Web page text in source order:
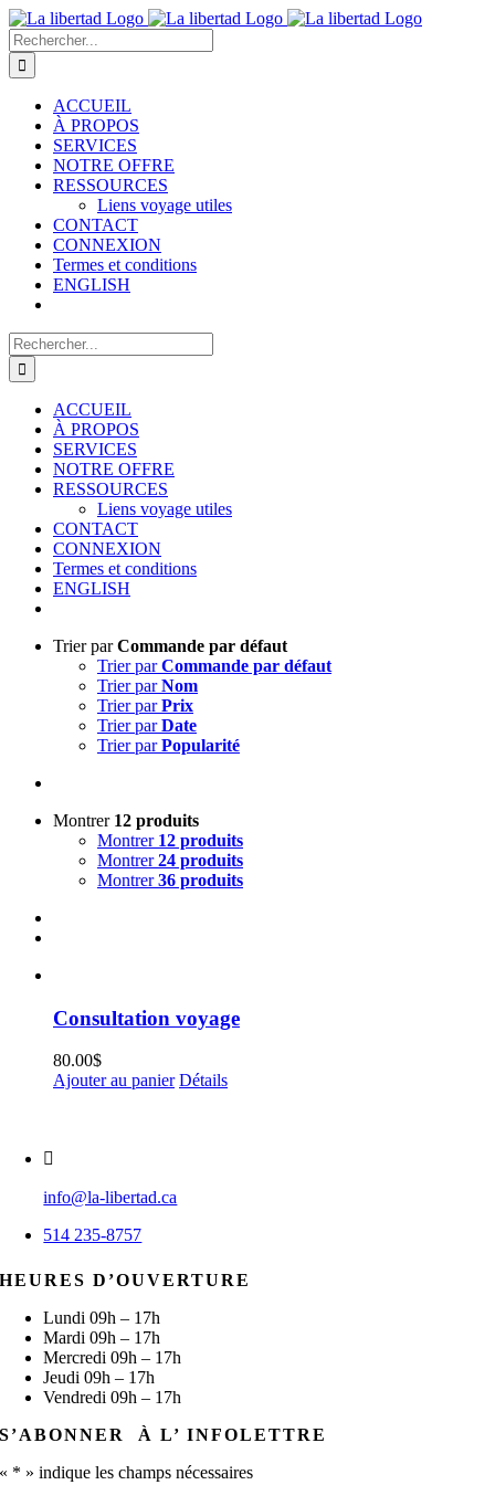
Passer
au
contenu
Rechercher:
ACCUEIL
À PROPOS
SERVICES
NOTRE OFFRE
RESSOURCES
Liens voyage utiles
CONTACT
CONNEXION
Termes et conditions
ENGLISH
Rechercher:
ACCUEIL
À PROPOS
SERVICES
NOTRE OFFRE
RESSOURCES
Liens voyage utiles
CONTACT
CONNEXION
Termes et conditions
ENGLISH
Trier parCommande par défaut
Trier parCommande par défaut
Trier parNom
Trier parPrix
Trier parDate
Trier parPopularité
Montrer 12 produits
Montrer 12 produits
Montrer24 produits
Montrer36 produits
Consultation voyage
80.00$
Ajouter au panier Détails
info@la-libertad.ca
514 235-8757
HEURES D’OUVERTURE
Lundi 09h – 17h
Mardi 09h – 17h
Mercredi 09h – 17h
Jeudi 09h – 17h
Vendredi 09h – 17h
S’ABONNER À L’ INFOLETTRE
« * » indique les champs nécessaires